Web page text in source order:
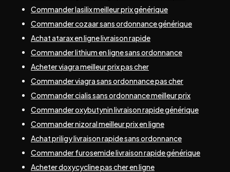
Commander lasilix meilleur prix générique
Commander cozaar sans ordonnance générique
Achat atarax en ligne livraison rapide
Commander lithium en ligne sans ordonnance
Acheter viagra meilleur prix pas cher
Commander viagra sans ordonnance pas cher
Commander cialis sans ordonnance meilleur prix
Commander oxybutynin livraison rapide générique
Commander nizoral meilleur prix en ligne
Achat priligy livraison rapide sans ordonnance
Commander furosemide livraison rapide générique
Acheter doxycycline pas cher en ligne